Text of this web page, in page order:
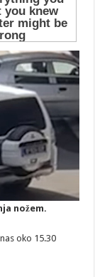
nožem.
oko 15.30